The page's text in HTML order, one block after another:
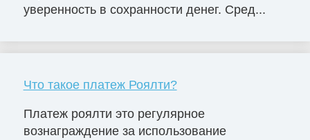
уверенность в сохранности денег. Сред...
Что такое платеж Роялти?
Платеж роялти это регулярное
вознаграждение за использование